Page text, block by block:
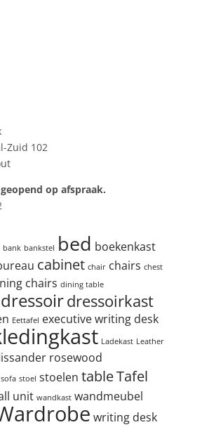
Zuid 102
op afspraak.
bank bankstel bed boekenkast
cabinet chair chairs chest
chairs dining table
dressoirdressoirkast
Eettafel executive writing desk
Ladekast Leather
rosewood
sofa stoel stoelen tableTafel
unit wandkast wandmeubel
writing desk